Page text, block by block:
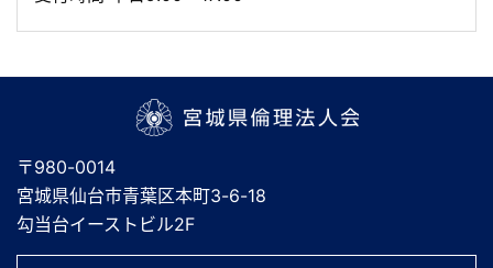
〒980-0014
宮城県仙台市青葉区本町3-6-18
勾当台イーストビル2F